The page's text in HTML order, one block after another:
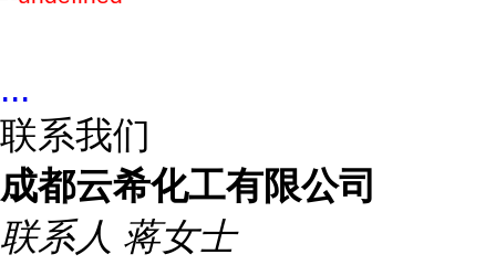
...
联系我们
成都云希化工有限公司
联系人 蒋女士